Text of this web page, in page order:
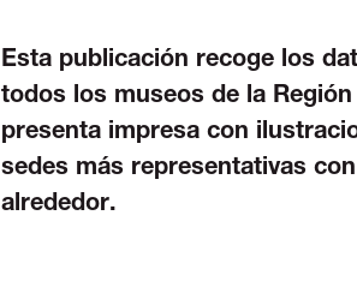
Esta publicación recoge los
todos los museos de la
presenta impresa con
sedes más representativas
alrededor.